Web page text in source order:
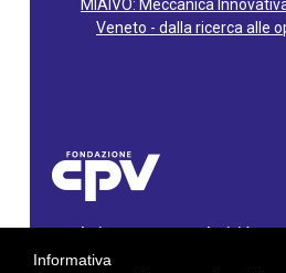
MIAIVO: Meccanica
Veneto - dalla ricerca alle
Via Gioacchino Rossini, 60 - 36100
Informativa